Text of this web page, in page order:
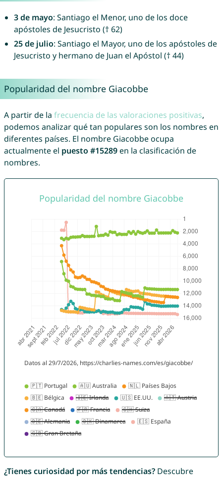
3 de mayo: Santiago el Menor, uno de los doce
apóstoles de Jesucristo († 62)
25 de julio: Santiago el Mayor, uno de los apóstoles de
Jesucristo y hermano de Juan el Apóstol († 44)
Popularidad del nombre Giacobbe
A partir de la frecuencia de las valoraciones positivas,
podemos analizar qué tan populares son los nombres en
diferentes países. El nombre Giacobbe ocupa
actualmente el puesto #15289en la clasificación de
nombres.
¿Tienes curiosidad por más tendencias?Descubre